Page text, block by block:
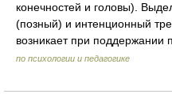
конечностей и головы).
(позный) и интенционный
возникает при
по психологии и педагогике